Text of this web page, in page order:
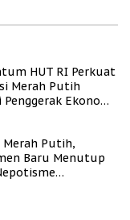
HUT RI Perkuat
Merah Putih
Penggerak Ekonomi
Merah Putih,
Baru Menutup